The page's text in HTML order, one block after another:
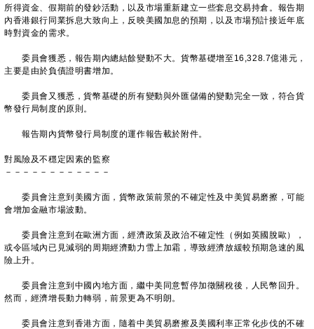
所得資金、假期前的發鈔活動，以及市場重新建立一些套息交易持倉。報告期
內香港銀行同業拆息大致向上，反映美國加息的預期，以及市場預計接近年底
時對資金的需求。
委員會獲悉，報告期內總結餘變動不大。貨幣基礎增至16,328.7億港元，
主要是由於負債證明書增加。
委員會又獲悉，貨幣基礎的所有變動與外匯儲備的變動完全一致，符合貨
幣發行局制度的原則。
報告期內貨幣發行局制度的運作報告載於附件。
對風險及不穩定因素的監察
－－－－－－－－－－－－
委員會注意到美國方面，貨幣政策前景的不確定性及中美貿易磨擦，可能
會增加金融市場波動。
委員會注意到在歐洲方面，經濟政策及政治不確定性（例如英國脫歐），
或令區域內已見減弱的周期經濟動力雪上加霜，導致經濟放緩較預期急速的風
險上升。
委員會注意到中國內地方面，繼中美同意暫停加徵關稅後，人民幣回升。
然而，經濟增長動力轉弱，前景更為不明朗。
委員會注意到香港方面，隨着中美貿易磨擦及美國利率正常化步伐的不確